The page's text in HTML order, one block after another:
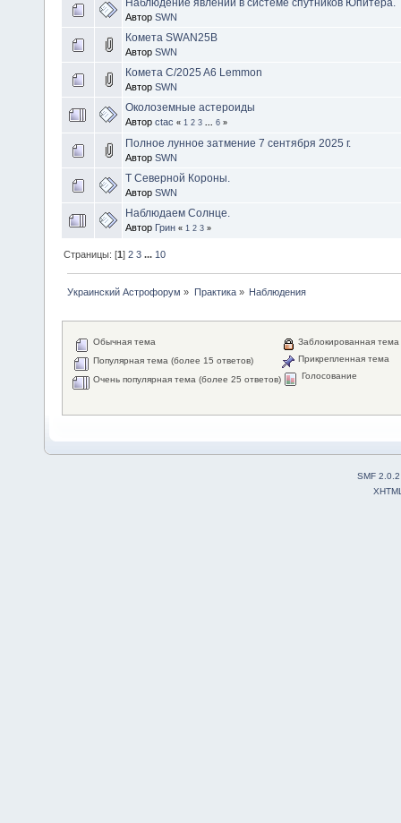
Автор SWN
Комета SWAN25B
Автор SWN
Комета C/2025 A6 Lemmon
Автор SWN
Околоземные астероиды
Автор ctac « 1 2 3 6 »
Полное лунное затмение 7 сентября 2025 г.
Автор SWN
T Северной Короны.
Автор SWN
Наблюдаем Солнце.
Автор Грин « 1 2 3 »
Страницы: [1]2 3 ... 10
Украинский Астрофорум » Практика» Наблюдения
Обычная тема
Популярная тема (более 15 ответов)
Очень популярная тема (более 25 ответов)
Заблокированная тема
Прикрепленная тема
Голосование
SMF 2.0.2